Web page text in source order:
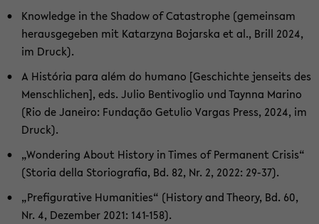
Know­ledge in the Shadow of Ca­ta­stro­phe (ge­mein­sam
her­aus­ge­ge­ben mit Ka­tar­zy­na Bo­jars­ka et al., Brill 2024,
im Druck).
A História para além do hu­ma­no [Ge­schich­te jen­seits des
Mensch­li­chen], eds. Julio Ben­tivo­glio und Tayn­na Ma­ri­no
(Rio de Ja­nei­ro: Fundação Ge­tu­lio Var­gas Press, 2024, im
Druck).
„Won­de­ring About His­to­ry in Times of Per­ma­nent Cri­sis“
(Sto­ria della Sto­rio­gra­fia, Bd. 82, Nr. 2, 2022: 29-37).
„Pre­fi­gu­ra­ti­ve Hu­ma­nities“ (His­to­ry and Theo­ry, Bd. 60,
Nr. 4, De­zem­ber 2021: 141-​158).